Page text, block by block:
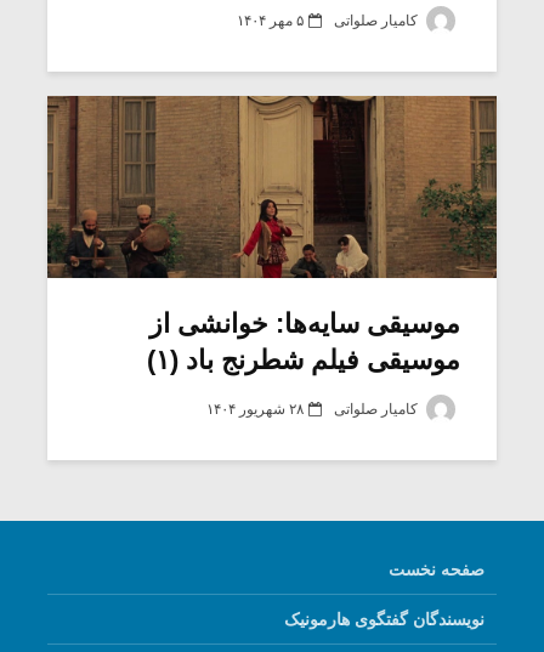
کامیار صلواتی ۵ مهر ۱۴۰۴
موسیقی سایه‌ها: خوانشی از
موسیقی فیلم شطرنج باد (۱)
کامیار صلواتی ۲۸ شهریور ۱۴۰۴
صفحه نخست
نویسندگان گفتگوی هارمونیک